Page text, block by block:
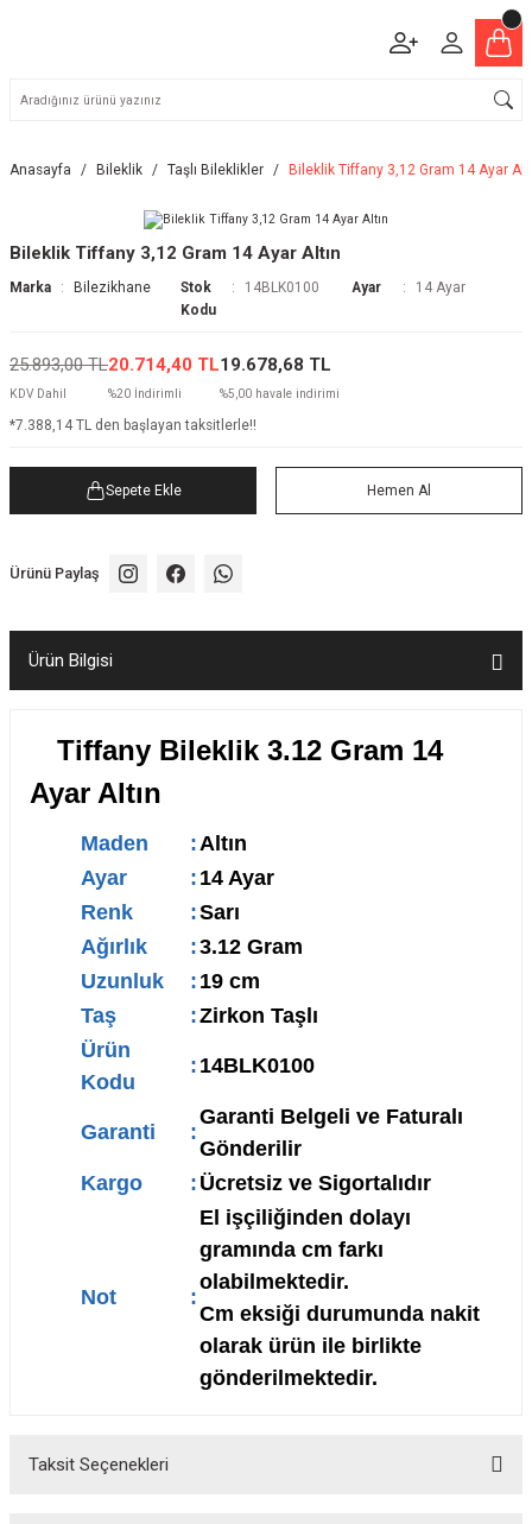
Anasayfa Bileklik Taşlı Bileklikler Bileklik Tiffany 3,12 Gram 14 Ayar
Bileklik Tiffany 3,12 Gram 14 Ayar Altın
Marka Bilezikhane
Stok
Kodu
14BLK0100 Ayar 14 Ayar
25.893,00 TL
KDV Dahil
20.714,40 TL
%20 İndirimli
19.678,68 TL
%5,00 havale indirimi
*7.388,14 TL den başlayan taksitlerle!!
Sepete Ekle Hemen Al
Ürünü Paylaş
Ürün Bilgisi
Tiffany Bileklik 3.12 Gram 14
Ayar Altın
Maden :Altın
Ayar
: 14 Ayar
Renk
:Sarı
Ağırlık
:3.12 Gram
Uzunluk
: 19 cm
Taş
:Zirkon Taşlı
Ürün
Kodu
: 14BLK0100
Garanti :
Garanti Belgeli ve Faturalı
Gönderilir
Kargo
: Ücretsiz ve Sigortalıdır
Not :
El işçiliğinden dolayı
gramında cm farkı
olabilmektedir.
Cm eksiği durumunda nakit
olarak ürün ile birlikte
gönderilmektedir.
Taksit Seçenekleri